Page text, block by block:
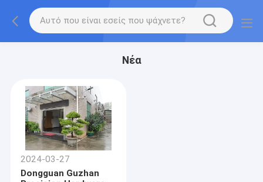
Νέα
2024-03-27
Dongguan Guzhan